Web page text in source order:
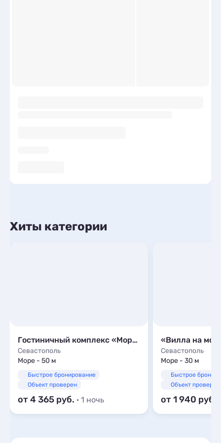
Хиты категории
Гостиничный комплекс «Морская Феерия»
Севастополь
Море - 50 м
Быстрое бронирование
Объект проверен
от 4 365 · 1 ночь
«Вилла на
Севастополь
Море - 30 м
Быстрое
Объект проверен
от 1 940